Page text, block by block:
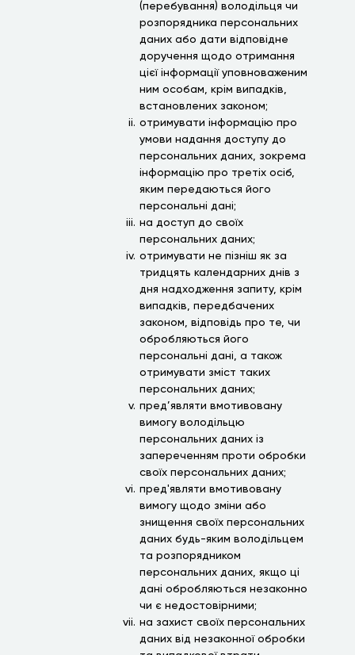
(перебування) володільця чи
розпорядника персональних
даних або дати відповідне
доручення щодо отримання
цієї інформації уповноваженим
ним особам, крім випадків,
встановлених законом;
отримувати інформацію про
умови надання доступу до
персональних даних, зокрема
інформацію про третіх осіб,
яким передаються його
персональні дані;
на доступ до своїх
персональних даних;
отримувати не пізніш як за
тридцять календарних днів з
дня надходження запиту, крім
випадків, передбачених
законом, відповідь про те, чи
обробляються його
персональні дані, а також
отримувати зміст таких
персональних даних;
пред’являти вмотивовану
вимогу володільцю
персональних даних із
запереченням проти обробки
своїх персональних даних;
пред'являти вмотивовану
вимогу щодо зміни або
знищення своїх персональних
даних будь-яким володільцем
та розпорядником
персональних даних, якщо ці
дані обробляються незаконно
чи є недостовірними;
на захист своїх персональних
даних від незаконної обробки